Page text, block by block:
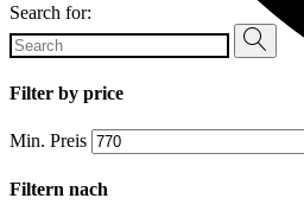
Search for:
Filter by price
Min. Preis
Filtern nach